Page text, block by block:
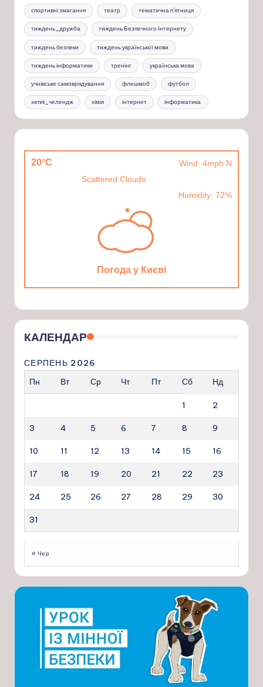
спортивні змагання театр тематична п'ятниця
тиждень_дружба тиждень Безпечного Інтернету
тиждень безпеки тиждень української мови
тиждень інформатики тренінг українська мова
учнівське самоврядування флешмоб футбол
хеппі_челендж хімія інтернет інформатика
20°C
Wind: 4mph N
Scattered Clouds
Humidity: 72%
Погода у Києві
КАЛЕНДАР
СЕРПЕНЬ 2026
Пн
Вт Ср Чт Пт Сб Нд
1 2
3 4 5 6 7 8 9
10 11 12 13 14 15 16
17 18 19 20 21 22 23
24 25 26 27 28 29 30
31
« Чер